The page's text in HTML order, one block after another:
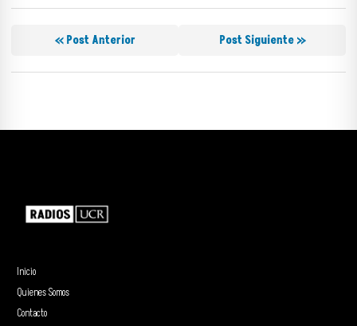
« Post Anterior Post Siguiente »
Inicio
Quienes Somos
Contacto